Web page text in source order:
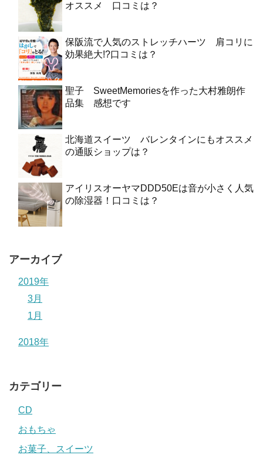
オススメ 口コミは？
保阪流で人気のストレッチハーツ 肩コリに
効果絶大!?口コミは？
聖子 SweetMemoriesを作った大村雅朗作
品集 感想です
北海道スイーツ バレンタインにもオススメ
の通販ショップは？
アイリスオーヤマDDD50Eは音が小さく人気
の除湿器！口コミは？
アーカイブ
2019年
3月
1月
2018年
カテゴリー
CD
おもちゃ
お菓子、スイーツ